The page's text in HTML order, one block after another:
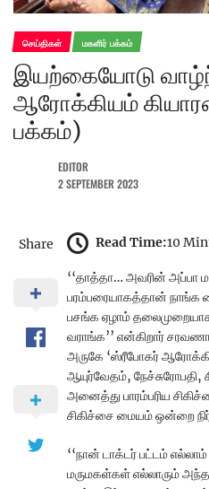
செய்திகள் மகளிர் பக்கம்
இயற்கையோடு
ஆரோக்கியம்
பக்கம்)
EDITOR
2 SEPTEMBER 2023
Share Read Time:10
‘‘தாத்தா… அவரின் அப்பா
பரம்பரையாகத்தான் நாங்க
பசங்க ஏழாம் தலைமுறையாக
வராங்க’’ என்கிறார்
அருகே ‘ஸ்ரீபோகர்
ஆயுர்வேதம்,
அனைத்து பாரம்பரிய
சிகிச்சை மையம் ஒன்றை
‘‘நான் டாக்டர் பட்டம்
மருமகள்கள் எல்லாரும்